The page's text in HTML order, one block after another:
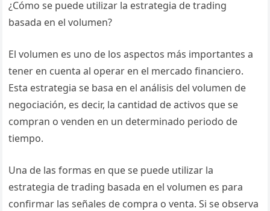
¿Cómo se puede utilizar la estrategia de trading
basada en el volumen?
El volumen es uno de los aspectos más importantes a
tener en cuenta al operar en el mercado financiero.
Esta estrategia se basa en el análisis del volumen de
negociación, es decir, la cantidad de activos que se
compran o venden en un determinado periodo de
tiempo.
Una de las formas en que se puede utilizar la
estrategia de trading basada en el volumen es para
confirmar las señales de compra o venta. Si se observa